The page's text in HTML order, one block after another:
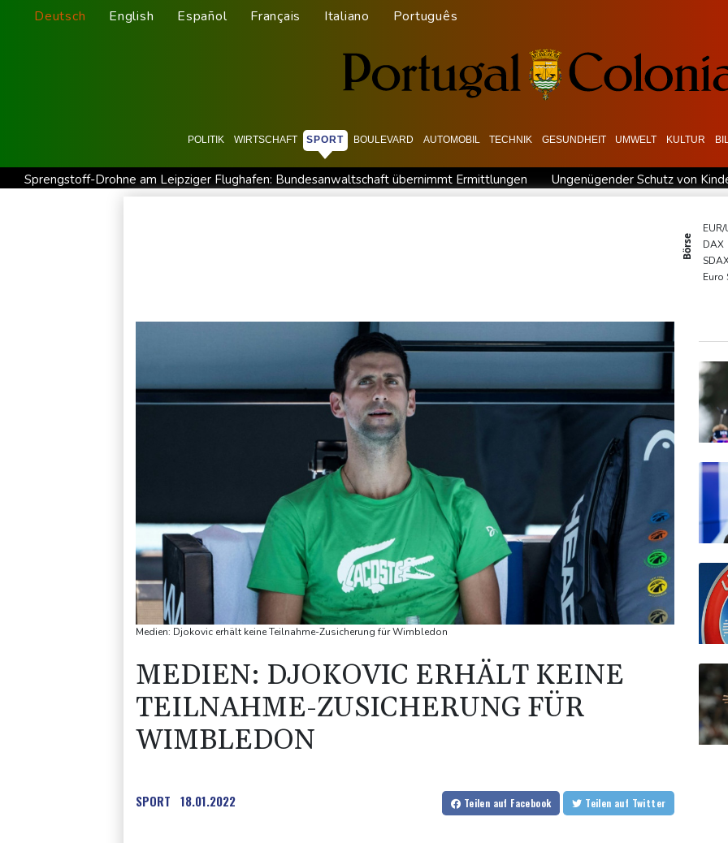
Deutsch English Español Français Italiano Português
POLITIK WIRTSCHAFT SPORT BOULEVARD AUTOMOBIL TECHNIK GESUNDHEIT UMWELT KULTUR
Sprengstoff-Drohne am Leipziger Flughafen: Bundesanwaltschaft übernimmt Ermittlungen
Ungenügender Schutz von
Trump unternimmt neuen Vorstoß im Streit
58 Soldaten im Jemen bei Huthi-Angriffen getötet -
Jemen: 38 Soldaten bei Huthi-Angriffen getötet - Regierung
Börse
EUR/
DAX
Euro
Medien: Djokovic erhält keine Teilnahme-Zusicherung für Wimbledon
MEDIEN: DJOKOVIC ERHÄLT KEINE
TEILNAHME-ZUSICHERUNG FÜR
WIMBLEDON
SPORT 18.01.2022 Teilen auf Facebook Teilen auf Twitter